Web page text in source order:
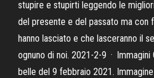
stupire e stupirti leggendo le
del presente e del passato ma con
hanno lasciato e che lasceranno il
ognuno di noi. 2021-2-9 · Immagini
belle del 9 febbraio 2021.